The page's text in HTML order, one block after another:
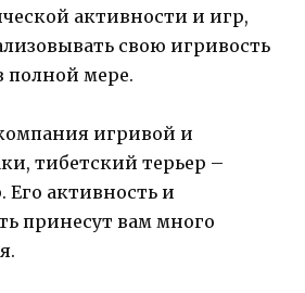
активности и игр,
свою игривость
полной мере.
игривой и
тибетский терьер –
активность и
принесут вам много